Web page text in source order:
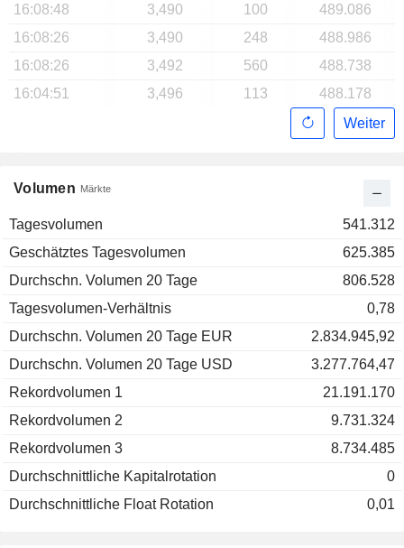
Volumen Märkte
Tagesvolumen
541.312
Geschätztes Tagesvolumen
625.385
Durchschn. Volumen 20 Tage
806.528
Tagesvolumen-Verhältnis
0,78
Durchschn. Volumen 20 Tage EUR
2.834.945,92
Durchschn. Volumen 20 Tage USD
3.277.764,47
Rekordvolumen 1
21.191.170
Rekordvolumen 2
9.731.324
Rekordvolumen 3
8.734.485
Durchschnittliche Kapitalrotation
0
Durchschnittliche Float Rotation
0,01
16:08:48
3,490 100
489.086
16:08:26
3,490 248
488.986
16:08:26
3,492 560
488.738
16:04:51
3,496 113
488.178
Weiter